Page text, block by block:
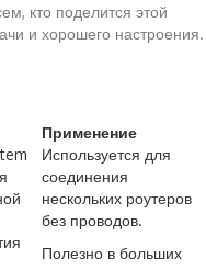
кто поделится этой
и хорошего настроения.
Применение
Используется для
соединения
нескольких роутеров
без проводов.
Полезно в больших